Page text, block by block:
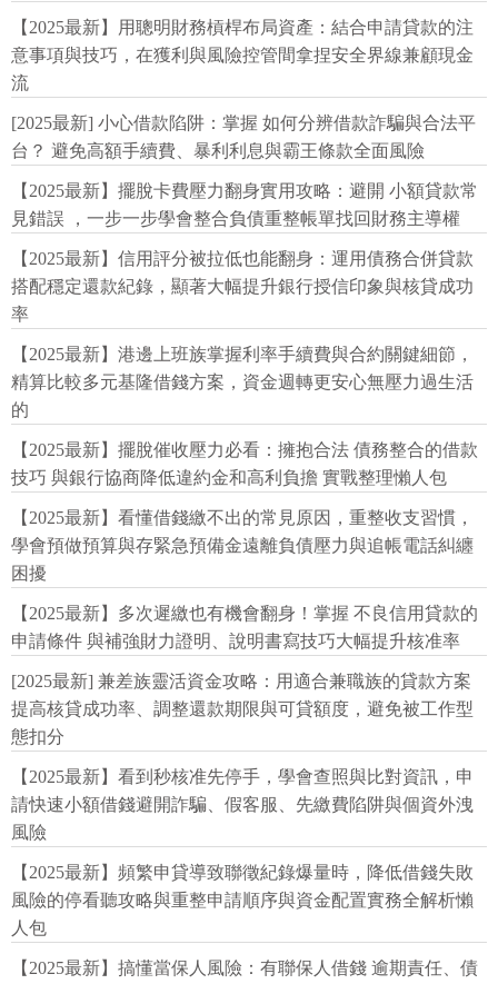
【2025最新】用聰明財務槓桿布局資產：結合申請貸款的注
意事項與技巧，在獲利與風險控管間拿捏安全界線兼顧現金
流
[2025最新] 小心借款陷阱：掌握 如何分辨借款詐騙與合法平
台？ 避免高額手續費、暴利利息與霸王條款全面風險
【2025最新】擺脫卡費壓力翻身實用攻略：避開 小額貸款常
見錯誤 ，一步一步學會整合負債重整帳單找回財務主導權
【2025最新】信用評分被拉低也能翻身：運用債務合併貸款
搭配穩定還款紀錄，顯著大幅提升銀行授信印象與核貸成功
率
【2025最新】港邊上班族掌握利率手續費與合約關鍵細節，
精算比較多元基隆借錢方案，資金週轉更安心無壓力過生活
的
【2025最新】擺脫催收壓力必看：擁抱合法 債務整合的借款
技巧 與銀行協商降低違約金和高利負擔 實戰整理懶人包
【2025最新】看懂借錢繳不出的常見原因，重整收支習慣，
學會預做預算與存緊急預備金遠離負債壓力與追帳電話糾纏
困擾
【2025最新】多次遲繳也有機會翻身！掌握 不良信用貸款的
申請條件 與補強財力證明、說明書寫技巧大幅提升核准率
[2025最新] 兼差族靈活資金攻略：用適合兼職族的貸款方案
提高核貸成功率、調整還款期限與可貸額度，避免被工作型
態扣分
【2025最新】看到秒核准先停手，學會查照與比對資訊，申
請快速小額借錢避開詐騙、假客服、先繳費陷阱與個資外洩
風險
【2025最新】頻繁申貸導致聯徵紀錄爆量時，降低借錢失敗
風險的停看聽攻略與重整申請順序與資金配置實務全解析懶
人包
【2025最新】搞懂當保人風險：有聯保人借錢 逾期責任、債